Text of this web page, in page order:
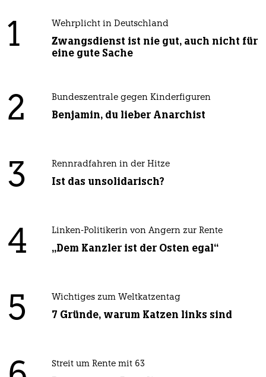
1 Wehrplicht in Deutschland
Zwangsdienst ist nie gut, auch nicht für
eine gute Sache
2 Bundeszentrale gegen Kinderfiguren
Benjamin, du lieber Anarchist
3 Rennradfahren in der Hitze
Ist das unsolidarisch?
4 Linken-Politikerin von Angern zur Rente
„Dem Kanzler ist der Osten egal“
5 Wichtiges zum Weltkatzentag
7 Gründe, warum Katzen links sind
Streit um Rente mit 63